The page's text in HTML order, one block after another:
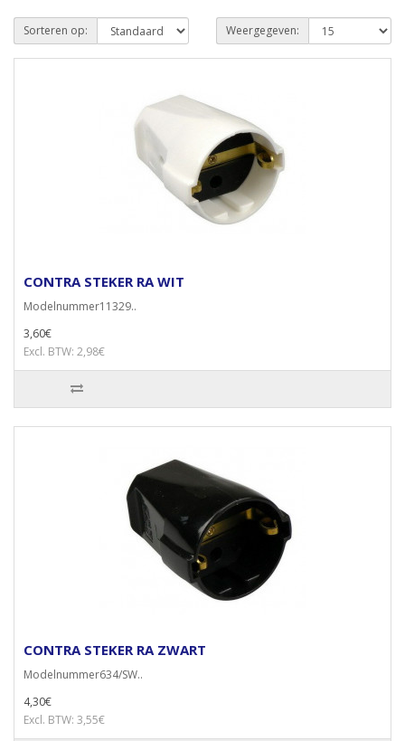
Sorteren op: Weergegeven:
CONTRA STEKER RA WIT
Modelnummer11329..
3,60€
Excl. BTW: 2,98€
CONTRA STEKER RA ZWART
Modelnummer634/SW..
4,30€
Excl. BTW: 3,55€